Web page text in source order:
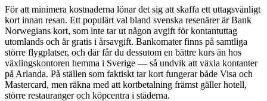
För att minimera kostnaderna lönar det sig att skaffa ett uttagsvänligt
kort innan resan. Ett populärt val bland svenska resenärer är Bank
Norwegians kort, som inte tar ut någon avgift för kontantuttag
utomlands och är gratis i årsavgift. Bankomater finns på samtliga
större flygplatser, och där får du dessutom en bättre kurs än hos
växlingskontoren hemma i Sverige — så undvik att växla kontanter
på Arlanda. På ställen som faktiskt tar kort fungerar både Visa och
Mastercard, men räkna med att kortbetalning främst gäller hotell,
större restauranger och köpcentra i städerna.